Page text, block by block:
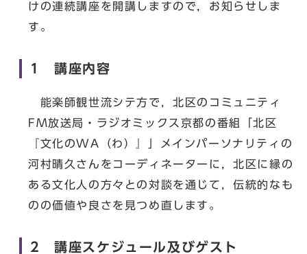
けの連続講座を開講しますので，お知らせしま
す。
1 講座内容
能楽師観世流シテ方で，北区のコミュニティ
FM放送局・ラジオミックス京都の番組「北区
『文化のWA（わ）』」メインパーソナリティの
河村晴久さんをコーディネーターに，北区に縁の
ある文化人の方々との対談を通じて，伝統的なも
のの価値や良さを見つめ直します。
2 講座スケジュール及びゲスト